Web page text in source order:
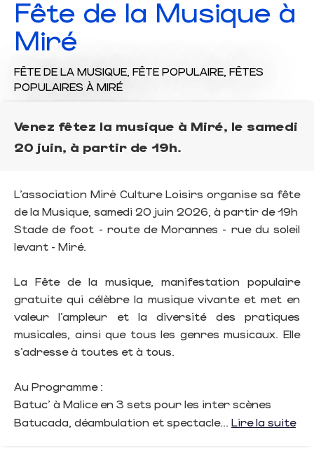
Fête de la Musique à
Miré
FÊTE DE LA MUSIQUE, FÊTE POPULAIRE, FÊTES
POPULAIRES À MIRÉ
Venez fêtez la musique à Miré, le samedi
20 juin, à partir de 19h.
L’association Mirė Culture Loisirs organise sa fête
de la Musique, samedi 20 juin 2026, à partir de 19h
Stade de foot - route de Morannes - rue du soleil
levant - Miré.
La Fête de la musique, manifestation populaire
gratuite qui célèbre la musique vivante et met en
valeur l’ampleur et la diversité des pratiques
musicales, ainsi que tous les genres musicaux. Elle
s’adresse à toutes et à tous.
Au Programme :
Batuc’ à Malice en 3 sets pour les inter scènes
Batucada, déambulation et spectacle... Lire la suite